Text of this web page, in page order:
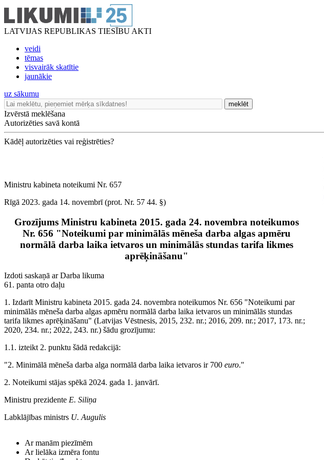
LATVIJAS REPUBLIKAS TIESĪBU AKTI
veidi
tēmas
visvairāk skatītie
jaunākie
uz sākumu
meklēt
Izvērstā meklēšana
Autorizēties savā kontā
Kādēļ autorizēties vai reģistrēties?
Ministru kabineta noteikumi Nr. 657
Rīgā 2023. gada 14. novembrī (prot. Nr. 57 44. §)
Grozījums Ministru kabineta 2015. gada 24. novembra noteikumos
Nr. 656 "Noteikumi par minimālās mēneša darba algas apmēru
normālā darba laika ietvaros un minimālās stundas tarifa likmes
aprēķināšanu"
Izdoti saskaņā ar Darba likuma
61. panta otro daļu
1. Izdarīt Ministru kabineta 2015. gada 24. novembra noteikumos Nr. 656 "Noteikumi par
minimālās mēneša darba algas apmēru normālā darba laika ietvaros un minimālās stundas
tarifa likmes aprēķināšanu" (Latvijas Vēstnesis, 2015, 232. nr.; 2016, 209. nr.; 2017, 173. nr.;
2020, 234. nr.; 2022, 243. nr.) šādu grozījumu:
1.1. izteikt 2. punktu šādā redakcijā:
"2. Minimālā mēneša darba alga normālā darba laika ietvaros ir 700 euro."
2. Noteikumi stājas spēkā 2024. gada 1. janvārī.
Ministru prezidente E. Siliņa
Labklājības ministrs U. Augulis
Ar manām piezīmēm
Ar lielāka izmēra fontu